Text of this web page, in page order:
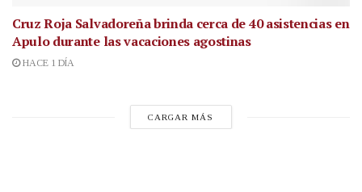
Cruz Roja Salvadoreña brinda cerca de 40 asistencias en
Apulo durante las vacaciones agostinas
HACE 1 DÍA
CARGAR MÁS